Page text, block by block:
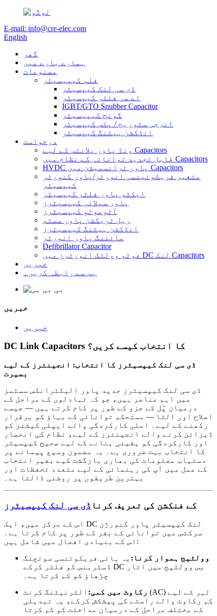
E-mail: info@cre-elec.com
English
گھر
ہمارے بارے میں
مصنوعات
فلم کیپیسیٹر
ڈی سی لنک کیپسیٹر
اے سی فلٹر کیپسیٹر
IGBT/GTO Snubber Capacitor
گونج کیپیسیٹر
انرجی سٹوریج / پلس کیپسیٹر
انڈکشن ہیٹنگ کیپسیٹر
درخواست
ونڈ پاور پلانٹس کے لیے Capacitors
قابل تجدید توانائی کے نظام میں Capacitors
HVDC پاور ٹرانسمیشن میں Capacitors
متغیر فریکوئینسی انورٹر/پاور کنورٹر
کیپسیٹر
ایکٹو پاور فلٹر کیپسیٹر
پاور سپلائی کیپسیٹرز
آٹوموٹو کیپسیٹرز
ریل ٹریکشن پاور سسٹم
انڈکشن ہیٹنگ کیپسیٹرز
مائننگ پاور انورٹر
Defibrillator Capacitor
فوٹو وولٹک انورٹرز میں DC لنک Capacitors
خبریں
ہم سے رابطہ کریں۔
خبریں
خبریں
DC Link Capacitors کا انتخاب کیسے کریں؟
ڈی سی لنک کیپسیٹرز کا انتخاب: انجینئرز کے لیے
بصیرت
ڈی سی لنک کیپسیٹرز جدید پاور الیکٹرانکس سسٹمز
میں اہم عناصر ہیں، جو کہ تبادلوں کے مراحل کے
درمیان پُل کے جزو کے طور پر کام کرتے ہیں — جیسے
اصلاح اور الٹا — مستحکم توانائی کے بہاؤ کو برقرار
رکھنے کے لیے۔ اعلی کارکردگی والے ایپلی کیشنز کو
ڈیزائن کرنے والے انجینئرز کے لیے، نظام کی انحصار
اور کارکردگی کو یقینی بنانے کے لیے صحیح کیپسیٹر
کا انتخاب بہت ضروری ہے۔ یہ مضمون وسیع پیمانے پر
دستیاب معلومات کی بھاری بازگشت کیے بغیر انتخاب
کے عمل میں آپ کی رہنمائی کے لیے متعدد تحفظات اور
بہترین طریقوں پر روشنی ڈالتا ہے۔
کے فنکشن کی تعریف کرنا ڈی سی لنک کیپسیٹرز
اس کے مرکز میں، ایک DC لنک کیپسیٹر پاور کنورژن
سرکٹس میں توانائی کے بفر کے طور پر کام کرتا ہے۔
اس کے بنیادی افعال میں شامل ہیں:
وولٹیج ہموار کرنا: یہ ہائی فریکوئنسی سوئچنگ
ڈسٹربنس کو فلٹر کرکے DC بس وولٹیج میں اتار
چڑھاؤ کو کم کرتا ہے۔
رکاوٹ میں کمی: الٹرنیٹنگ کرنٹ (AC) لہر کے لیے
کم رکاوٹ والے راستے کی پیشکش کرکے، یہ تبدیلی
کے مختلف مراحل کے درمیان مداخلت کو کم کرتا